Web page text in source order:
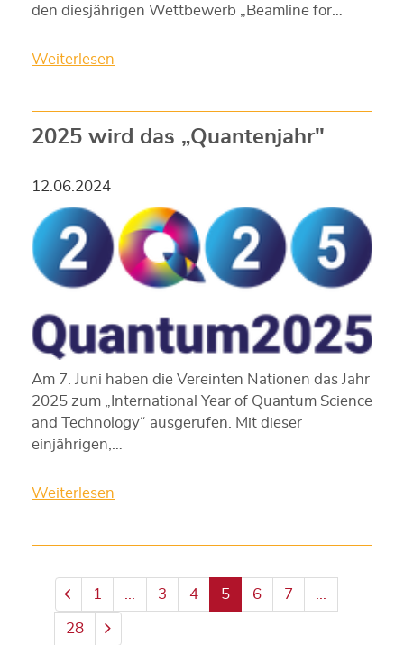
den diesjährigen Wettbewerb „Beamline for…
Weiterlesen
2025 wird das „Quantenjahr"
12.06.2024
Am 7. Juni haben die Vereinten Nationen das Jahr
2025 zum „International Year of Quantum Science
and Technology“ ausgerufen. Mit dieser
einjährigen,…
Weiterlesen
1 3 4 5 6 7
28